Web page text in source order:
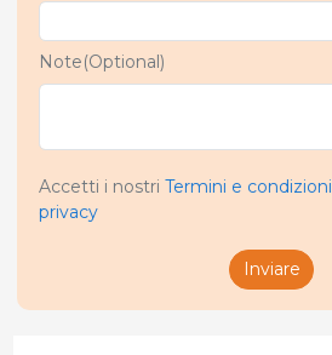
Note(Optional)
Accetti i nostri Termini e condizioni
privacy
Inviare